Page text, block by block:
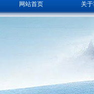
网站首页 关